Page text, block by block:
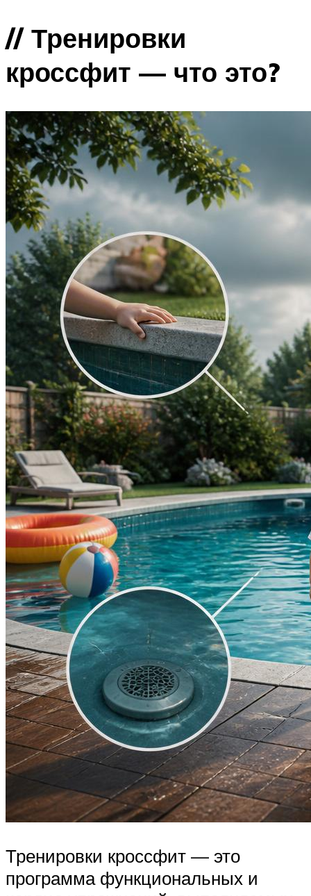
// Тренировки
кроссфит — что это?
Тренировки кроссфит — это
программа функциональных и